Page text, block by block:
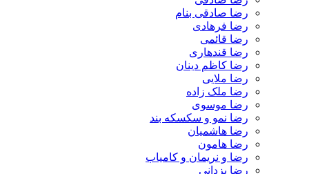
رضا صادقی بنام
رضا فرهادی
رضا قائمی
رضا قندهاری
رضا کاظم دینان
رضا ملایی
رضا ملک زاده
رضا موسوی
رضا نمو و سکسکه بند
رضا هاشمیان
رضا هامون
رضا و نریمان و کامیاب
رضا یزدانی